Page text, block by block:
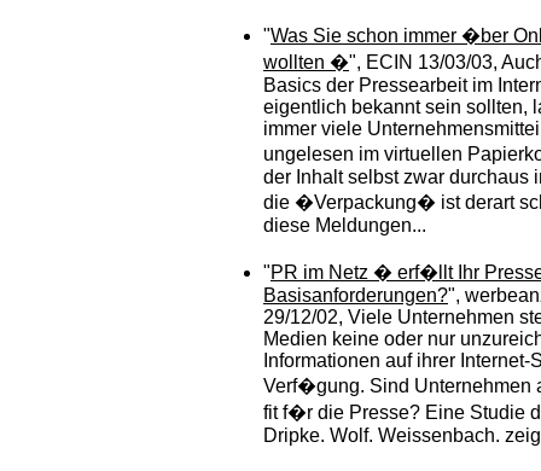
"Was Sie schon immer �ber
wollten �", ECIN 13/03/03,
Basics der Pressearbeit im
eigentlich bekannt sein sollten,
immer viele
ungelesen im virtuellen
der Inhalt selbst zwar durchaus
die �Verpackung� ist derart
diese Meldungen...
"PR im Netz � erf�llt Ihr
Basisanforderungen?",
29/12/02, Viele Unternehmen
Medien keine oder nur
Informationen auf ihrer Internet-
Verf�gung. Sind Unternehmen
fit f�r die Presse? Eine Studie
Dripke. Wolf. Weissenbach.